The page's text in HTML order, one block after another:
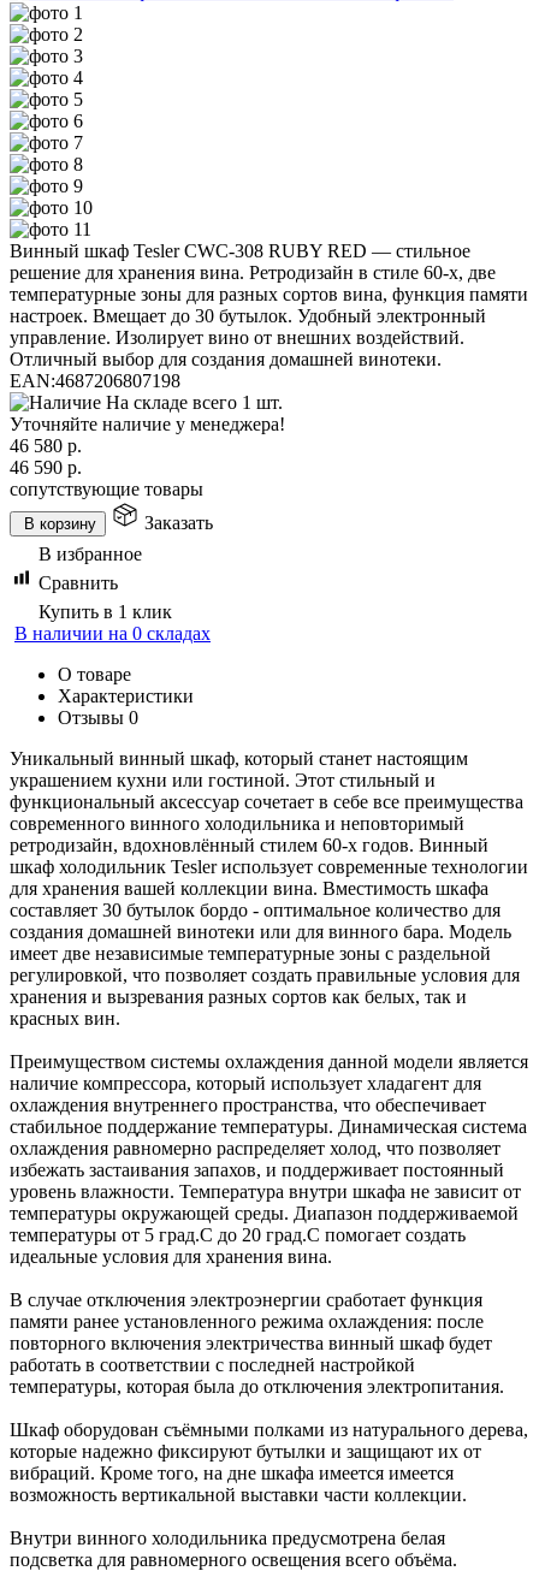
Винный шкаф Tesler CWC-308 RUBY RED — стильное
решение для хранения вина. Ретродизайн в стиле 60-х, две
температурные зоны для разных сортов вина, функция памяти
настроек. Вмещает до 30 бутылок. Удобный электронный
управление. Изолирует вино от внешних воздействий.
Отличный выбор для создания домашней винотеки.
EAN:4687206807198
На складе всего 1 шт.
Уточняйте наличие у менеджера!
46 580 р.
46 590 р.
сопутствующие товары
В корзину
Заказать
В избранное
Сравнить
Купить в 1 клик
В наличии на 0 складах
О товаре
Характеристики
Отзывы 0
Уникальный винный шкаф, который станет настоящим
украшением кухни или гостиной. Этот стильный и
функциональный аксессуар сочетает в себе все преимущества
современного винного холодильника и неповторимый
ретродизайн, вдохновлённый стилем 60-х годов. Винный
шкаф холодильник Tesler использует современные технологии
для хранения вашей коллекции вина. Вместимость шкафа
составляет 30 бутылок бордо - оптимальное количество для
создания домашней винотеки или для винного бара. Модель
имеет две независимые температурные зоны с раздельной
регулировкой, что позволяет создать правильные условия для
хранения и вызревания разных сортов как белых, так и
красных вин.
Преимуществом системы охлаждения данной модели является
наличие компрессора, который использует хладагент для
охлаждения внутреннего пространства, что обеспечивает
стабильное поддержание температуры. Динамическая система
охлаждения равномерно распределяет холод, что позволяет
избежать застаивания запахов, и поддерживает постоянный
уровень влажности. Температура внутри шкафа не зависит от
температуры окружающей среды. Диапазон поддерживаемой
температуры от 5 град.C до 20 град.C помогает создать
идеальные условия для хранения вина.
В случае отключения электроэнергии сработает функция
памяти ранее установленного режима охлаждения: после
повторного включения электричества винный шкаф будет
работать в соответствии с последней настройкой
температуры, которая была до отключения электропитания.
Шкаф оборудован съёмными полками из натурального дерева,
которые надежно фиксируют бутылки и защищают их от
вибраций. Кроме того, на дне шкафа имеется имеется
возможность вертикальной выставки части коллекции.
Внутри винного холодильника предусмотрена белая
подсветка для равномерного освещения всего объёма.